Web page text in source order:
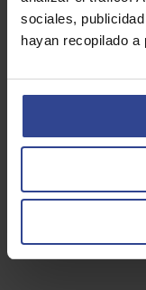
sociales,
hayan recopilado